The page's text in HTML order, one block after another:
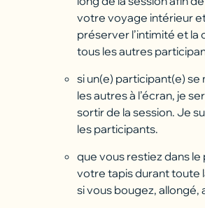
votre voyage intérieur
préserver l’intimité et la
tous les autres
si un(e) participant(e)
les autres à l’écran, je
sortir de la session. Je
les participants.
que vous restiez dans
votre tapis durant toute
si vous bougez, allongé,